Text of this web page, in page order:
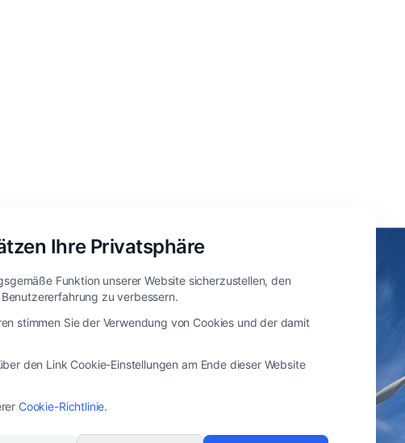
Ihre Privatsphäre
Funktion unserer Website sicherzustellen, den
zu verbessern.
stimmen Sie der Verwendung von Cookies und der damit
den Link Cookie-Einstellungen am Ende dieser Website
Cookie-Richtlinie.